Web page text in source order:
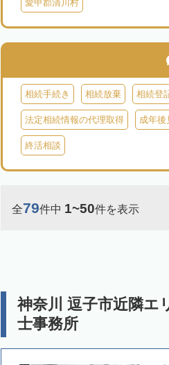
愛甲郡清川村
相続手続き 相続放棄 相続登
法定相続情報の代理取得 成年後
終活相談
全79件中 1~50件を表示
神奈川 逗子市近隣エ
士事務所